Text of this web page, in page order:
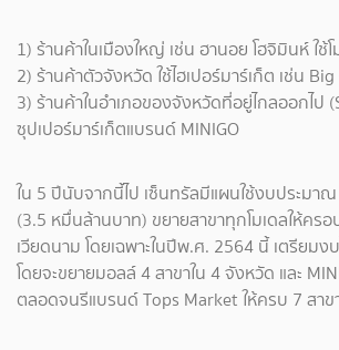
1) ร้านค้าในเมืองใหญ่ เช่น ฮานอย โฮจิมินห์ ใช้
2) ร้านค้าตัวจังหวัด ใช้ไฮเปอร์มาร์เก็ต เช่น Big
3) ร้านค้าในอำเภอของจังหวัดที่อยู่ไกลออกไป
ซุปเปอร์มาร์เก็ตแบรนด์ MINIGO
ใน 5 ปีนับจากนี้ไป เซ็นทรัลมีแผนใช้งบประมา
(3.5 หมื่นล้านบาท) ขยายสาขาทุกโมเดลให้คร
เวียดนาม โดยเฉพาะในปีพ.ศ. 2564 นี้ เตรียม
โดยจะขยายมอลล์ 4 สาขาใน 4 จังหวัด และ
ตลอดจนรีแบรนด์ Tops Market ให้ครบ 7 สาข